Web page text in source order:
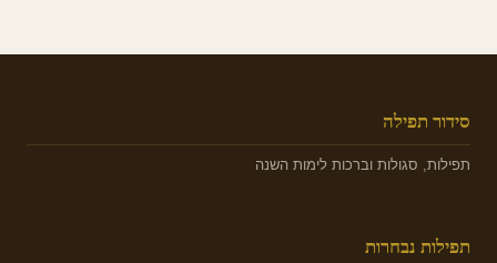
סידור תפילה
תפילות, סגולות וברכות לימות השנה
תפילות נבחרות